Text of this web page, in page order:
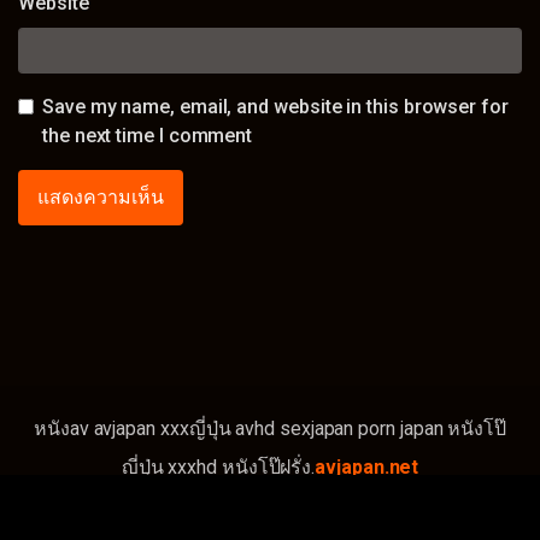
Save my name, email, and website in this browser for
the next time I comment
หนังav avjapan xxxญี่ปุ่น avhd sexjapan porn japan หนังโป๊
ญี่ปุ่น xxxhd หนังโป๊ฝรั่ง.avjapan.net